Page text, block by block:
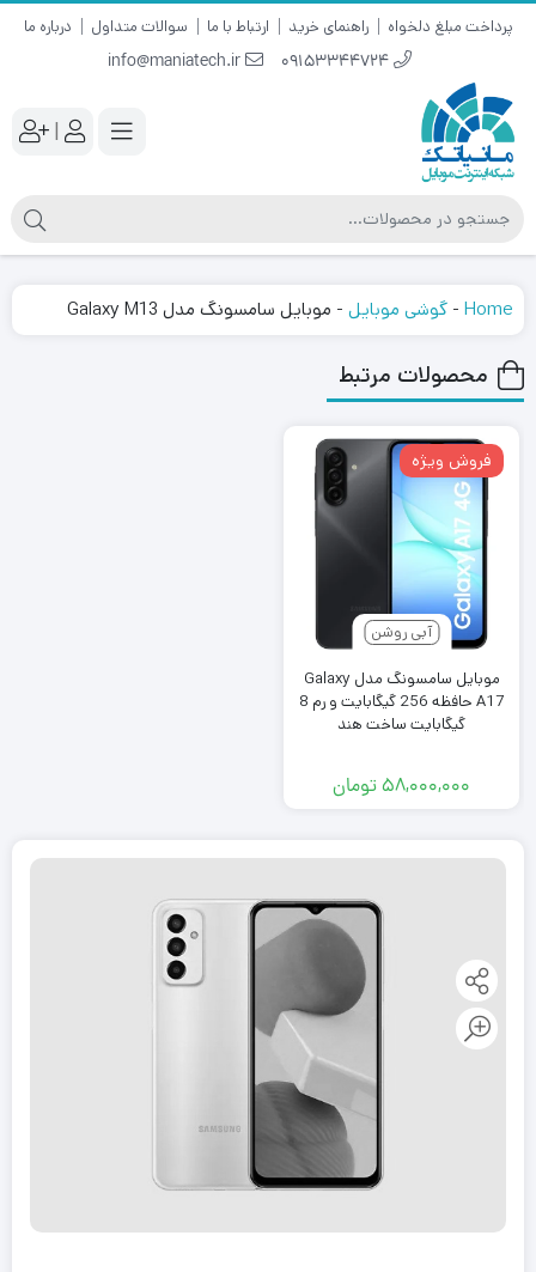
پرداخت مبلغ دلخواه راهنمای خرید ارتباط با ما سوالات متداول درباره ما
09153344724
info@maniatech.ir
|
Home
- گوشی موبایل - موبایل سامسونگ مدل Galaxy M13
محصولات مرتبط
آبی روشن
فروش ویژه
موبایل سامسونگ مدل Galaxy
A17 حافظه 256 گیگابایت و رم 8
گیگابایت ساخت هند
۵۸,۰۰۰,۰۰۰تومان